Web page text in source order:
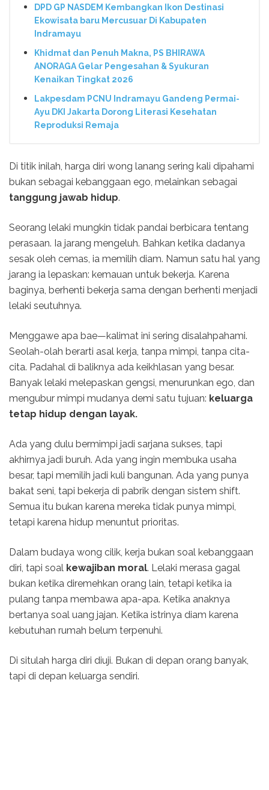
DPD GP NASDEM Kembangkan Ikon Destinasi
Ekowisata baru Mercusuar Di Kabupaten
Indramayu
Khidmat dan Penuh Makna, PS BHIRAWA
ANORAGA Gelar Pengesahan & Syukuran
Kenaikan Tingkat 2026
Lakpesdam PCNU Indramayu Gandeng Permai-
Ayu DKI Jakarta Dorong Literasi Kesehatan
Reproduksi Remaja
Di titik inilah, harga diri wong lanang sering kali dipahami
bukan sebagai kebanggaan ego, melainkan sebagai
tanggung jawab hidup.
Seorang lelaki mungkin tidak pandai berbicara tentang
perasaan. Ia jarang mengeluh. Bahkan ketika dadanya
sesak oleh cemas, ia memilih diam. Namun satu hal yang
jarang ia lepaskan: kemauan untuk bekerja. Karena
baginya, berhenti bekerja sama dengan berhenti menjadi
lelaki seutuhnya.
Menggawe apa bae—kalimat ini sering disalahpahami.
Seolah-olah berarti asal kerja, tanpa mimpi, tanpa cita-
cita. Padahal di baliknya ada keikhlasan yang besar.
Banyak lelaki melepaskan gengsi, menurunkan ego, dan
mengubur mimpi mudanya demi satu tujuan: keluarga
tetap hidup dengan layak.
Ada yang dulu bermimpi jadi sarjana sukses, tapi
akhirnya jadi buruh. Ada yang ingin membuka usaha
besar, tapi memilih jadi kuli bangunan. Ada yang punya
bakat seni, tapi bekerja di pabrik dengan sistem shift.
Semua itu bukan karena mereka tidak punya mimpi,
tetapi karena hidup menuntut prioritas.
Dalam budaya wong cilik, kerja bukan soal kebanggaan
diri, tapi soal kewajiban moral. Lelaki merasa gagal
bukan ketika diremehkan orang lain, tetapi ketika ia
pulang tanpa membawa apa-apa. Ketika anaknya
bertanya soal uang jajan. Ketika istrinya diam karena
kebutuhan rumah belum terpenuhi.
Di situlah harga diri diuji. Bukan di depan orang banyak,
tapi di depan keluarga sendiri.